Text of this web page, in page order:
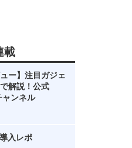
載
ュー】注目ガジェ
解説！公式
ンネル
入レポ